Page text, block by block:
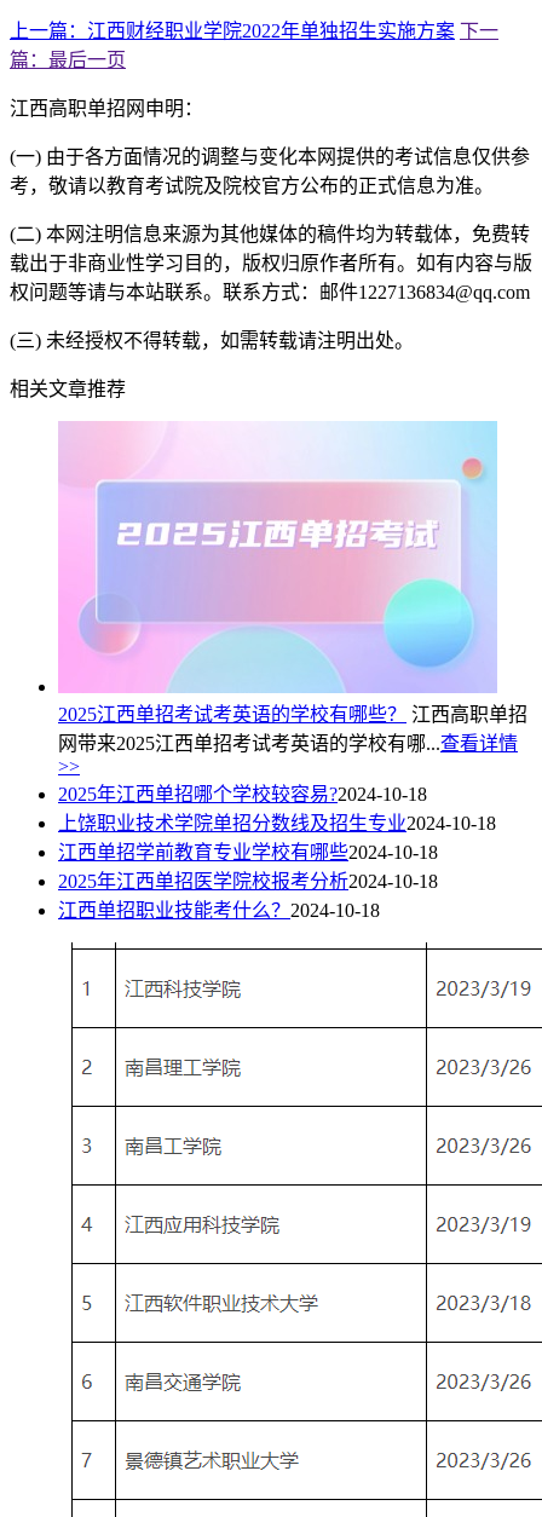
上一篇：江西财经职业学院2022年单独招生实施方案 下一
篇：最后一页
江西高职单招网申明：
(一) 由于各方面情况的调整与变化本网提供的考试信息仅供参
考，敬请以教育考试院及院校官方公布的正式信息为准。
(二) 本网注明信息来源为其他媒体的稿件均为转载体，免费转
载出于非商业性学习目的，版权归原作者所有。如有内容与版
权问题等请与本站联系。联系方式：邮件1227136834@qq.com
(三) 未经授权不得转载，如需转载请注明出处。
相关文章推荐
2025江西单招考试考英语的学校有哪些？
江西高职单招
网带来2025江西单招考试考英语的学校有哪...查看详情
>>
2025年江西单招哪个学校较容易?2024-10-18
上饶职业技术学院单招分数线及招生专业2024-10-18
江西单招学前教育专业学校有哪些2024-10-18
2025年江西单招医学院校报考分析2024-10-18
江西单招职业技能考什么？ 2024-10-18